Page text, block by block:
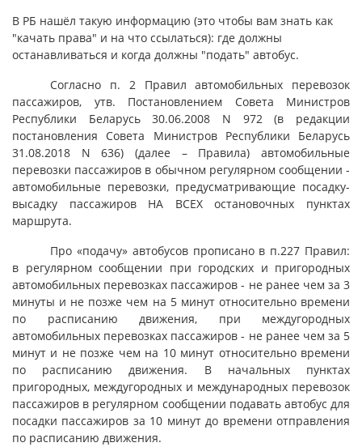
В РБ нашёл такую информацию (это чтобы вам знать как
"качать права" и на что ссылаться): где должны
останавливаться и когда должны "подать" автобус.
Согласно п. 2 Правил автомобильных перевозок
пассажиров, утв. Постановлением Совета Министров
Республики Беларусь 30.06.2008 N 972 (в редакции
постановления Совета Министров Республики Беларусь
31.08.2018 N 636) (далее – Правила) автомобильные
перевозки пассажиров в обычном регулярном сообщении -
автомобильные перевозки, предусматривающие посадку-
высадку пассажиров НА ВСЕХ остановочных пунктах
маршрута.
Про «подачу» автобусов прописано в п.227 Правил:
в регулярном сообщении при городских и пригородных
автомобильных перевозках пассажиров - не ранее чем за 3
минуты и не позже чем на 5 минут относительно времени
по расписанию движения, при междугородных
автомобильных перевозках пассажиров - не ранее чем за 5
минут и не позже чем на 10 минут относительно времени
по расписанию движения. В начальных пунктах
пригородных, междугородных и международных перевозок
пассажиров в регулярном сообщении подавать автобус для
посадки пассажиров за 10 минут до времени отправления
по расписанию движения.